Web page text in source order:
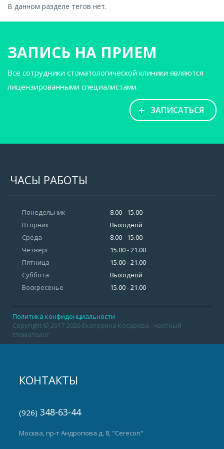
В данном разделе тегов нет.
ЗАПИСЬ НА ПРИЕМ
Все сотрудники стоматологической клиники являются
лицензированными специалистами.
+ ЗАПИСАТЬСЯ
ЧАСЫ РАБОТЫ
Понедельник
Вторник
Среда
Четверг
Пятница
Суббота
Воскресенье
8.00 - 15.00
Выходной
8.00 - 15.00
15.00 - 21.00
15.00 - 21.00
Выходной
15.00 - 21.00
Политика конфиденциальности
Copyright © 2017-2026 Екатерина Косарева - частный
стоматолог
КОНТАКТЫ
(926) 348-63-44
Москва, пр-т Андропова д. 8, "Cerecon"